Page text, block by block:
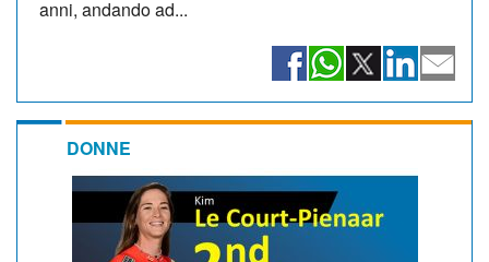
anni, andando ad...
DONNE